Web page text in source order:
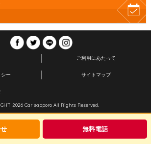
無料電話
ご利用にあたって
ー サイトマップ
2026 Car sapporo All Rights Reserved.